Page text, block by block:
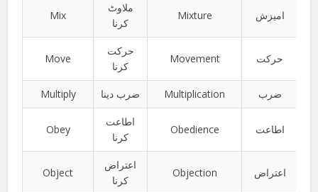
Mix
ملاوٹ
کرنا
Mixture امیزش
Move
حرکت
کرنا
Movement حرکت
Multiply ضرب دینا Multiplication ضرب
Obey
اطاعت
کرنا
Obedience اطاعت
Object
اعتراض
کرنا
Objection اعتراض